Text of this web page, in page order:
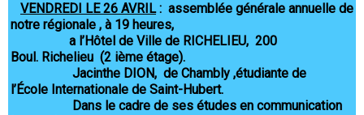
VENDREDI LE 26 AVRIL: assemblée générale annuelle de
notre régionale , à 19 heures,
a l’Hôtel de Ville de RICHELIEU, 200
Boul. Richelieu (2 ième étage).
Jacinthe DION, de Chambly ,étudiante de
l’École Internationale de Saint-Hubert.
Dans le cadre de ses études en communication